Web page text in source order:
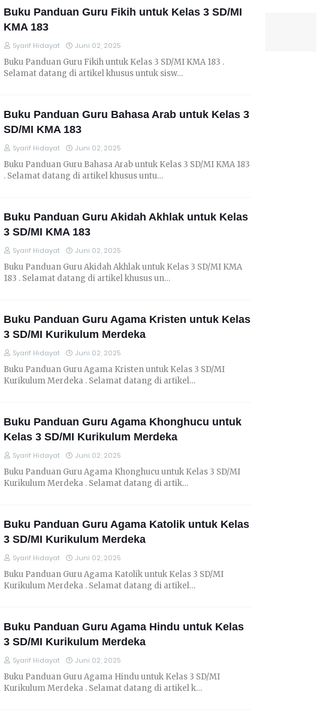
Buku Panduan Guru Fikih untuk Kelas 3 SD/MI
KMA 183
Syarif Hidayat Juni 02, 2025
Buku Panduan Guru Fikih untuk Kelas 3 SD/MI KMA 183 .
Selamat datang di artikel khusus untuk sisw…
Buku Panduan Guru Bahasa Arab untuk Kelas 3
SD/MI KMA 183
Syarif Hidayat Juni 02, 2025
Buku Panduan Guru Bahasa Arab untuk Kelas 3 SD/MI KMA 183
. Selamat datang di artikel khusus untu…
Buku Panduan Guru Akidah Akhlak untuk Kelas
3 SD/MI KMA 183
Syarif Hidayat Juni 02, 2025
Buku Panduan Guru Akidah Akhlak untuk Kelas 3 SD/MI KMA
183 . Selamat datang di artikel khusus un…
Buku Panduan Guru Agama Kristen untuk Kelas
3 SD/MI Kurikulum Merdeka
Syarif Hidayat Juni 02, 2025
Buku Panduan Guru Agama Kristen untuk Kelas 3 SD/MI
Kurikulum Merdeka . Selamat datang di artikel…
Buku Panduan Guru Agama Khonghucu untuk
Kelas 3 SD/MI Kurikulum Merdeka
Syarif Hidayat Juni 02, 2025
Buku Panduan Guru Agama Khonghucu untuk Kelas 3 SD/MI
Kurikulum Merdeka . Selamat datang di artik…
Buku Panduan Guru Agama Katolik untuk Kelas
3 SD/MI Kurikulum Merdeka
Syarif Hidayat Juni 02, 2025
Buku Panduan Guru Agama Katolik untuk Kelas 3 SD/MI
Kurikulum Merdeka . Selamat datang di artikel…
Buku Panduan Guru Agama Hindu untuk Kelas
3 SD/MI Kurikulum Merdeka
Syarif Hidayat Juni 02, 2025
Buku Panduan Guru Agama Hindu untuk Kelas 3 SD/MI
Kurikulum Merdeka . Selamat datang di artikel k…